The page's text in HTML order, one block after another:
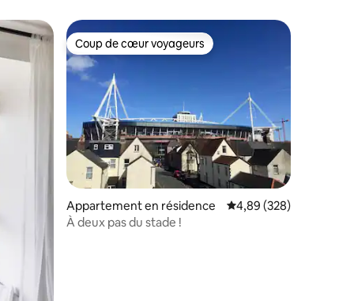
appréciés Coup de cœur voyageurs
Coup de cœur voyageurs
Appartement en résidence Évaluation moyenne
4,89 (328)
À deux pas du stade !